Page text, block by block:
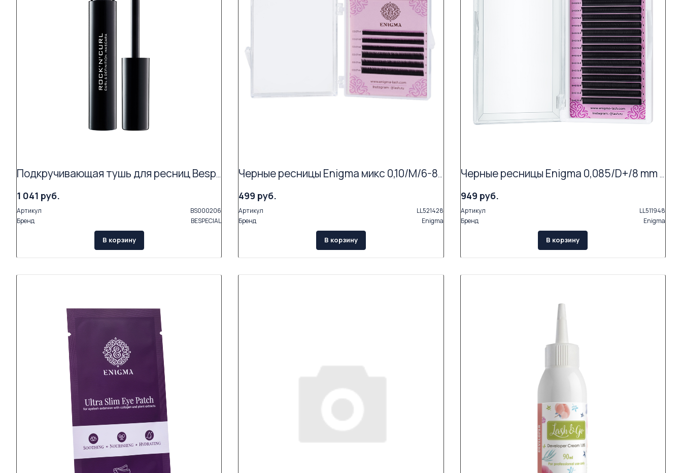
Подкручивающая тушь для ресниц Bespecial «ROCK'N'CURL» (цвет coal black 01)
1 041 руб.
Артикул
BS000206
Бренд
BESPECIAL
В корзину
Черные ресницы Enigma микс 0,10/M/6-8 mm (6 линий)
499 руб.
Артикул
LL521428
Бренд
Enigma
В корзину
Черные ресницы Enigma 0,085/D+/8 mm + (16 линий)
949 руб.
Артикул
LL511948
Бренд
Enigma
В корзину